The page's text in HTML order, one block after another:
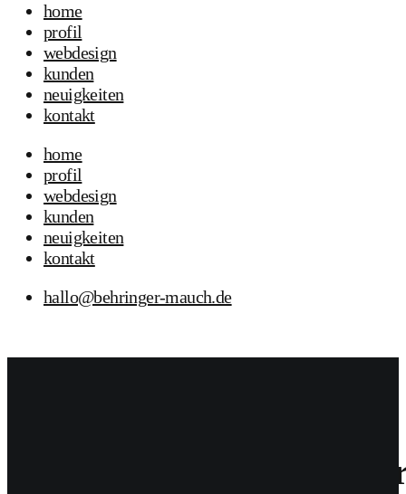
home
profil
webdesign
kunden
neuigkeiten
kontakt
home
profil
webdesign
kunden
neuigkeiten
kontakt
hallo@behringer-mauch.de
#tasteIT: Kaffeetassen